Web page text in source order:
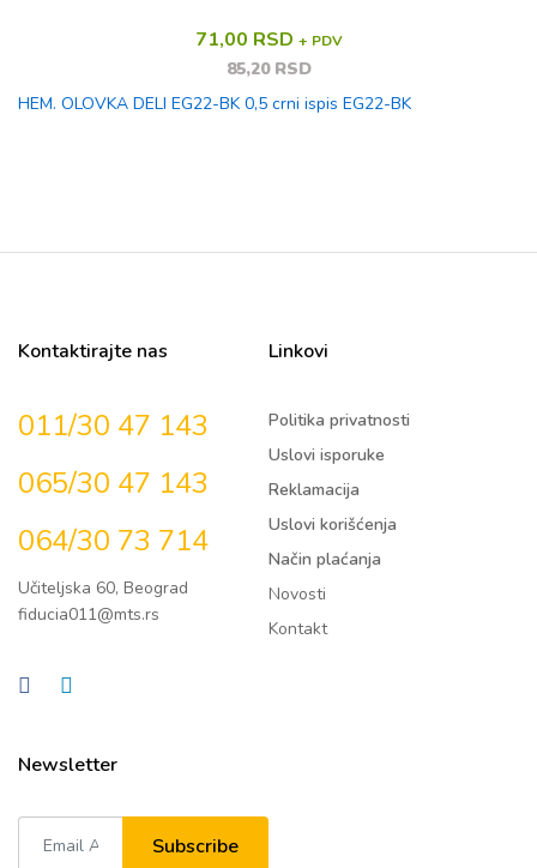
71,00 RSD + PDV
85,20 RSD
HEM. OLOVKA DELI EG22-BK 0,5 crni ispis EG22-BK
Kontaktirajte nas
011/30 47 143
065/30 47 143
064/30 73 714
Učiteljska 60, Beograd
fiducia011@mts.rs
Linkovi
Politika privatnosti
Uslovi isporuke
Reklamacija
Uslovi korišćenja
Način plaćanja
Novosti
Kontakt
Newsletter
Subscribe